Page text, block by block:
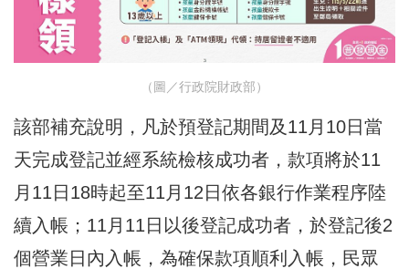
（圖／行政院財政部）
該部補充說明，凡於預登記期間及11月10日當
天完成登記並經系統檢核成功者，款項將於11
月11日18時起至11月12日依各銀行作業程序陸
續入帳；11月11日以後登記成功者，於登記後2
個營業日內入帳，為確保款項順利入帳，民眾